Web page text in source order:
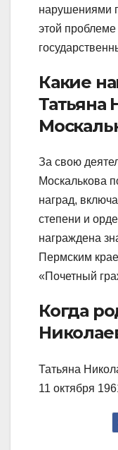
нарушениями
этой
Какие
Татьяна
За свою
Москалькова
наград,
степени и
награждена
Пермским
«Почетный
Когда
Татьяна
11 октября